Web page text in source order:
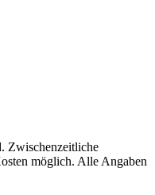
Zwischenzeitliche
möglich. Alle Angaben